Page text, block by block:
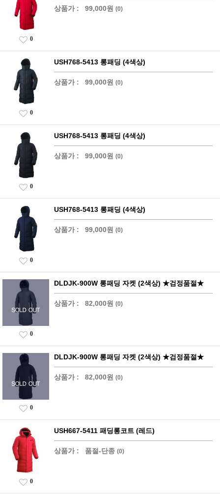
상품가 : 99,000원 (0)
0
USH768-5413 롱패딩 (4색상)
상품가 : 99,000원 (0)
0
USH768-5413 롱패딩 (4색상)
상품가 : 99,000원 (0)
0
USH768-5413 롱패딩 (4색상)
상품가 : 99,000원 (0)
0
DLDJK-900W 롱패딩 자켓 (2색상) ★검정품절★
상품가 : 82,000원 (0)
0
DLDJK-900W 롱패딩 자켓 (2색상) ★검정품절★
상품가 : 82,000원 (0)
0
USH667-5411 패딩롱코트 (레드)
상품가 : 품절-단종 (0)
0